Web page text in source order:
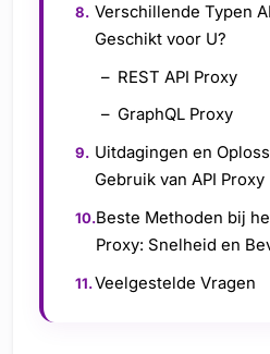
Verschillende Typen
Geschikt voor U?
REST API Proxy
GraphQL Proxy
Uitdagingen en
Gebruik van API Proxy
Beste Methoden bij
Proxy: Snelheid en
Veelgestelde Vragen